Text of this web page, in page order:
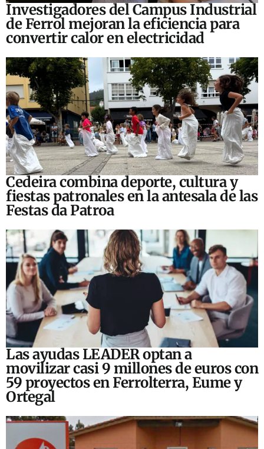
Investigadores del Campus Industrial
de Ferrol mejoran la eficiencia para
convertir calor en electricidad
Cedeira combina deporte, cultura y
fiestas patronales en la antesala de las
Festas da Patroa
Las ayudas LEADER optan a
movilizar casi 9 millones de euros con
59 proyectos en Ferrolterra, Eume y
Ortegal